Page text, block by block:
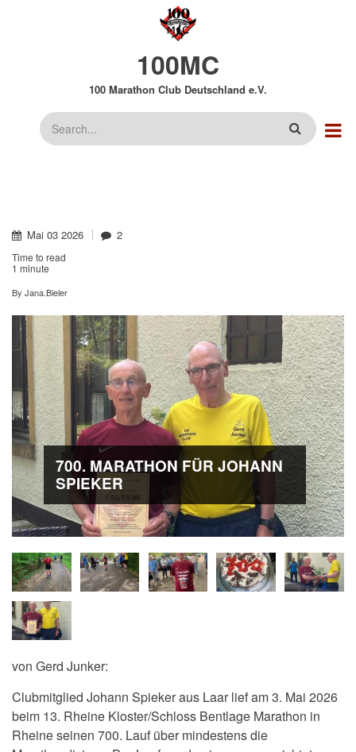
100MC
100 Marathon Club Deutschland e.V.
Suche
Mai 03 2026 2
Time to read
1 minute
By Jana.Bieler
700. MARATHON FÜR JOHANN
SPIEKER
von Gerd Junker:
Clubmitglied Johann Spieker aus Laar lief am 3. Mai 2026
beim 13. Rheine Kloster/Schloss Bentlage Marathon in
Rheine seinen 700. Lauf über mindestens die